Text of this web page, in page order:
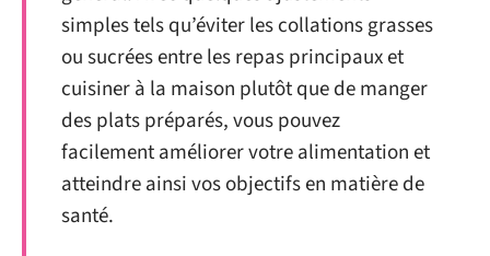
simples tels qu’éviter les collations grasses
ou sucrées entre les repas principaux et
cuisiner à la maison plutôt que de manger
des plats préparés, vous pouvez
facilement améliorer votre alimentation et
atteindre ainsi vos objectifs en matière de
santé.